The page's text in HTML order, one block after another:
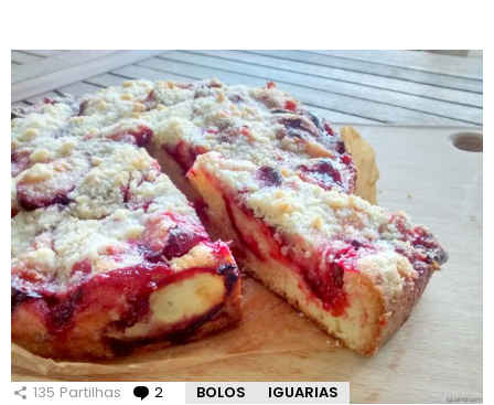
135 Partilhas 2 Comentários
BOLOS IGUARIAS